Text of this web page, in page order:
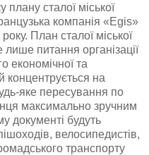
сталої міської
компанія «Egis»
План сталої міської
лише питання організації
економічної та
концентрується на
яке пересування по
максимально зручним
документі будуть
велосипедистів,
транспорту